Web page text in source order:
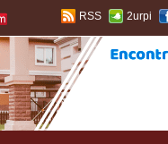
RSS 2urpi